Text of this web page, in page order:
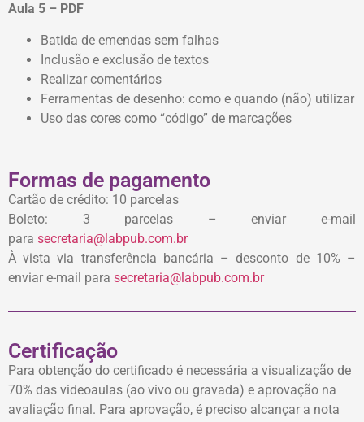
Aula 5 – PDF
Batida de emendas sem falhas
Inclusão e exclusão de textos
Realizar comentários
Ferramentas de desenho: como e quando (não) utilizar
Uso das cores como “código” de marcações
Formas de pagamento
Cartão de crédito: 10 parcelas
Boleto: 3 parcelas – enviar e-mail
para secretaria@labpub.com.br
À vista via transferência bancária – desconto de 10% –
enviar e-mail para secretaria@labpub.com.br
Certificação
Para obtenção do certificado é necessária a visualização de
70% das videoaulas (ao vivo ou gravada) e aprovação na
avaliação final. Para aprovação, é preciso alcançar a nota